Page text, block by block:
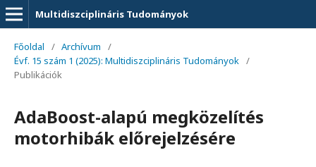
Multidiszciplináris Tudományok
Főoldal / Archívum
/
Évf. 15 szám 1 (2025): Multidiszciplináris Tudományok /
Publikációk
AdaBoost-alapú megközelítés
motorhibák előrejelzésére